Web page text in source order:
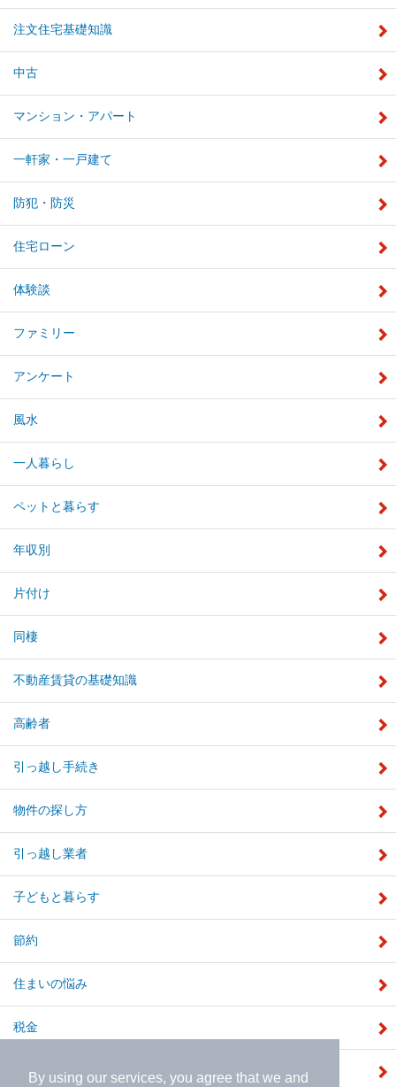
By using our services, you agree that we and
注文住宅基礎知識
中古
マンション・アパート
一軒家・一戸建て
防犯・防災
住宅ローン
体験談
ファミリー
アンケート
風水
一人暮らし
ペットと暮らす
年収別
片付け
同棲
不動産賃貸の基礎知識
高齢者
引っ越し手続き
物件の探し方
引っ越し業者
子どもと暮らす
節約
住まいの悩み
税金
補助金